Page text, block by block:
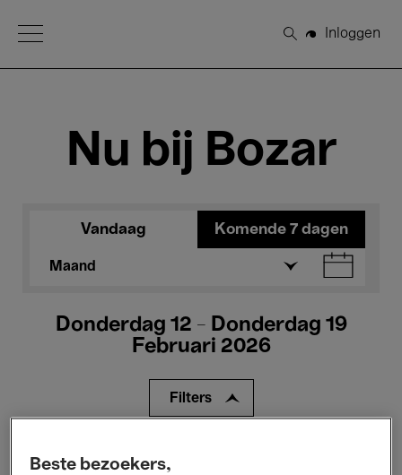
Open Menu
Zoeken
Inloggen
Nu bij Bozar
Vandaag Komende 7 dagen
Maand
Donderdag 12 - Donderdag 19
Februari 2026
Filters
Alle evenementen
Beste bezoekers,